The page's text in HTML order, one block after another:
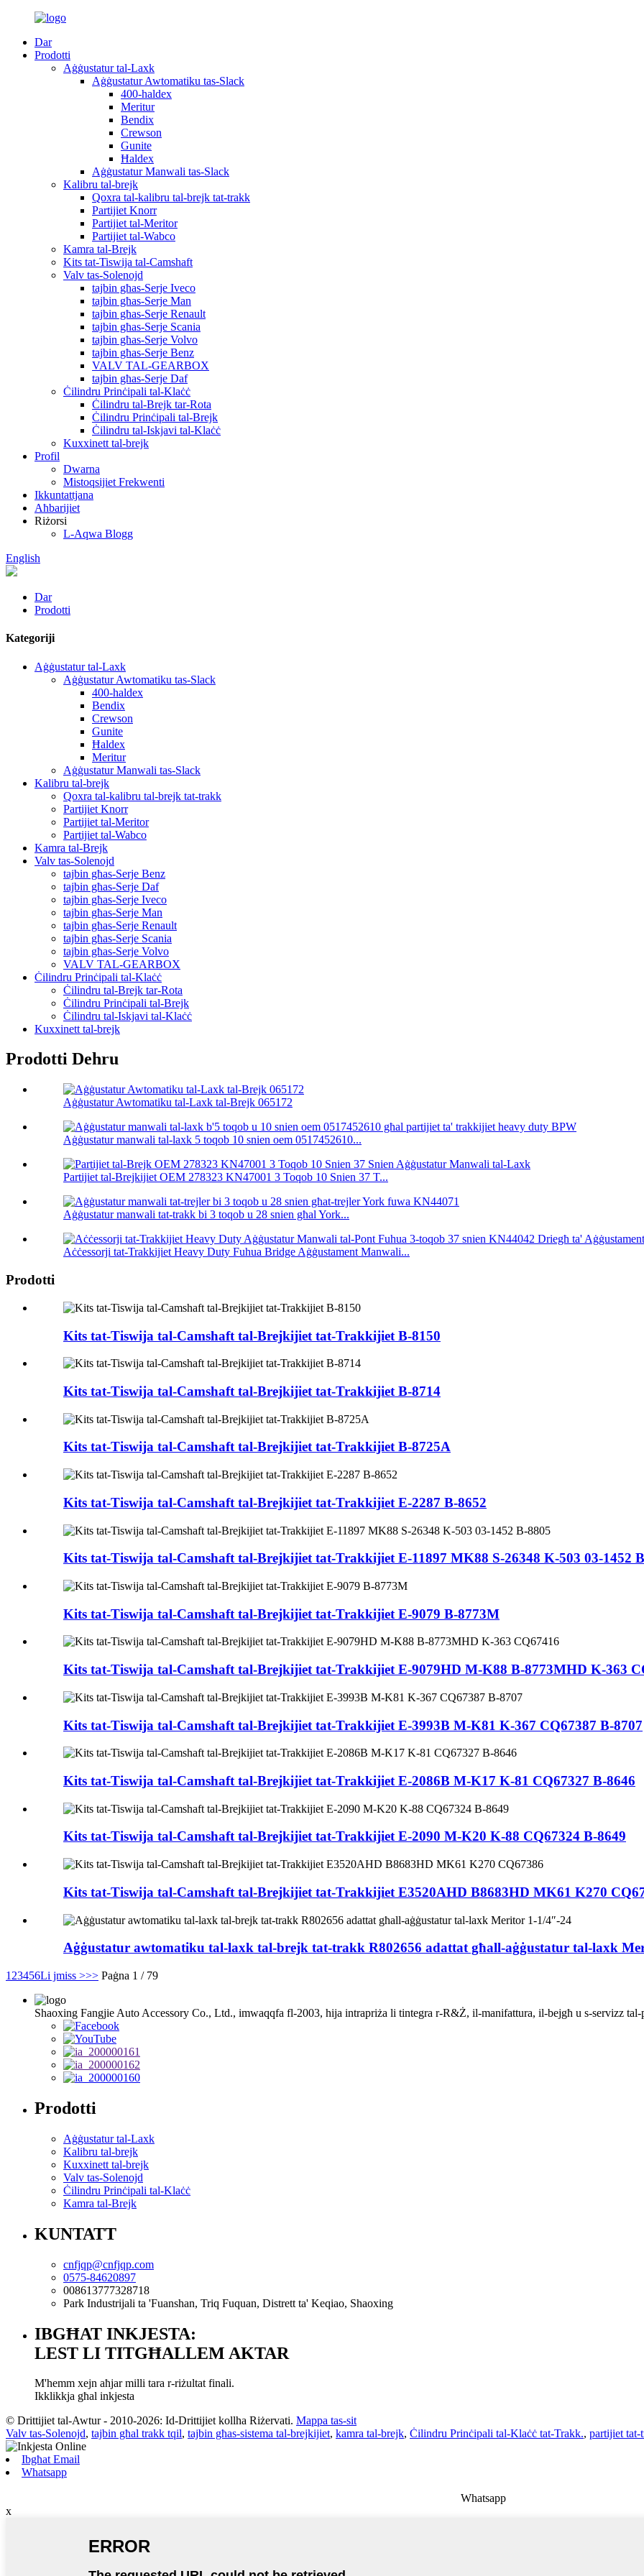
Dar
Prodotti
Aġġustatur tal-Laxk
Aġġustatur Awtomatiku tas-Slack
400-haldex
Meritur
Bendix
Crewson
Gunite
Ħaldex
Aġġustatur Manwali tas-Slack
Kalibru tal-brejk
Qoxra tal-kalibru tal-brejk tat-trakk
Partijiet Knorr
Partijiet tal-Meritor
Partijiet tal-Wabco
Kamra tal-Brejk
Kits tat-Tiswija tal-Camshaft
Valv tas-Solenojd
tajbin għas-Serje Iveco
tajbin għas-Serje Man
tajbin għas-Serje Renault
tajbin għas-Serje Scania
tajbin għas-Serje Volvo
tajbin għas-Serje Benz
VALV TAL-GEARBOX
tajbin għas-Serje Daf
Ċilindru Prinċipali tal-Klaċċ
Ċilindru tal-Brejk tar-Rota
Ċilindru Prinċipali tal-Brejk
Ċilindru tal-Iskjavi tal-Klaċċ
Kuxxinett tal-brejk
Profil
Dwarna
Mistoqsijiet Frekwenti
Ikkuntattjana
Aħbarijiet
Riżorsi
L-Aqwa Blogg
English
Dar
Prodotti
Kategoriji
Aġġustatur tal-Laxk
Aġġustatur Awtomatiku tas-Slack
400-haldex
Bendix
Crewson
Gunite
Ħaldex
Meritur
Aġġustatur Manwali tas-Slack
Kalibru tal-brejk
Qoxra tal-kalibru tal-brejk tat-trakk
Partijiet Knorr
Partijiet tal-Meritor
Partijiet tal-Wabco
Kamra tal-Brejk
Valv tas-Solenojd
tajbin għas-Serje Benz
tajbin għas-Serje Daf
tajbin għas-Serje Iveco
tajbin għas-Serje Man
tajbin għas-Serje Renault
tajbin għas-Serje Scania
tajbin għas-Serje Volvo
VALV TAL-GEARBOX
Ċilindru Prinċipali tal-Klaċċ
Ċilindru tal-Brejk tar-Rota
Ċilindru Prinċipali tal-Brejk
Ċilindru tal-Iskjavi tal-Klaċċ
Kuxxinett tal-brejk
Prodotti Dehru
Aġġustatur Awtomatiku tal-Laxk tal-Brejk 065172
Aġġustatur manwali tal-laxk 5 toqob 10 snien oem 0517452610...
Partijiet tal-Brejkijiet OEM 278323 KN47001 3 Toqob 10 Snien 37 T...
Aġġustatur manwali tat-trakk bi 3 toqob u 28 snien għal York...
Aċċessorji tat-Trakkijiet Heavy Duty Fuhua Bridge Aġġustament Manwali...
Prodotti
Kits tat-Tiswija tal-Camshaft tal-Brejkijiet tat-Trakkijiet B-8150
Kits tat-Tiswija tal-Camshaft tal-Brejkijiet tat-Trakkijiet B-8714
Kits tat-Tiswija tal-Camshaft tal-Brejkijiet tat-Trakkijiet B-8725A
Kits tat-Tiswija tal-Camshaft tal-Brejkijiet tat-Trakkijiet E-2287 B-8652
Kits tat-Tiswija tal-Camshaft tal-Brejkijiet tat-Trakkijiet E-11897 MK88 S-26348 K-503 03-1452
Kits tat-Tiswija tal-Camshaft tal-Brejkijiet tat-Trakkijiet E-9079 B-8773M
Kits tat-Tiswija tal-Camshaft tal-Brejkijiet tat-Trakkijiet E-9079HD M-K88 B-8773MHD K-363
Kits tat-Tiswija tal-Camshaft tal-Brejkijiet tat-Trakkijiet E-3993B M-K81 K-367 CQ67387 B-8707
Kits tat-Tiswija tal-Camshaft tal-Brejkijiet tat-Trakkijiet E-2086B M-K17 K-81 CQ67327 B-8646
Kits tat-Tiswija tal-Camshaft tal-Brejkijiet tat-Trakkijiet E-2090 M-K20 K-88 CQ67324 B-8649
Kits tat-Tiswija tal-Camshaft tal-Brejkijiet tat-Trakkijiet E3520AHD B8683HD MK61 K270
Aġġustatur awtomatiku tal-laxk tal-brejk tat-trakk R802656 adattat għall-aġġustatur tal-laxk
1 23456Li jmiss >>> Paġna 1 / 79
Shaoxing Fangjie Auto Accessory Co., Ltd., imwaqqfa fl-2003, hija intrapriża li tintegra r-R&Ż, il-manifattura, il-bejgħ u s-servizz
Prodotti
Aġġustatur tal-Laxk
Kalibru tal-brejk
Kuxxinett tal-brejk
Valv tas-Solenojd
Ċilindru Prinċipali tal-Klaċċ
Kamra tal-Brejk
KUNTATT
cnfjqp@cnfjqp.com
0575-84620897
008613777328718
Park Industrijali ta 'Fuanshan, Triq Fuquan, Distrett ta' Keqiao, Shaoxing
IBGĦAT INKJESTA:
LEST LI TITGĦALLEM AKTAR
M'hemm xejn aħjar milli tara r-riżultat finali.
Ikklikkja għal inkjesta
© Drittijiet tal-Awtur - 2010-2026: Id-Drittijiet kollha Riżervati. Mappa tas-sit
Valv tas-Solenojd, tajbin għal trakk tqil, tajbin għas-sistema tal-brejkijiet, kamra tal-brejk, Ċilindru Prinċipali tal-Klaċċ tat-Trakk., partijiet
Ibgħat Email
Whatsapp
Whatsapp
x